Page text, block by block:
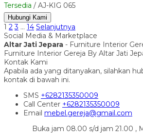
Tersedia / AJ-KIG 065
Hubungi Kami
1 2 3 … 14 Selanjutnya
Social Media & Marketplace
Altar Jati Jepara - Furniture Interior
Furniture Interior Gereja By Altar Jati
Kontak Kami
Apabila ada yang ditanyakan, silahkan
kontak di bawah ini.
SMS +6282135350009
Call Center +6282135350009
Email mebel.gereja@gmail.com
Buka jam 08.00 s/d jam 21.00 ,